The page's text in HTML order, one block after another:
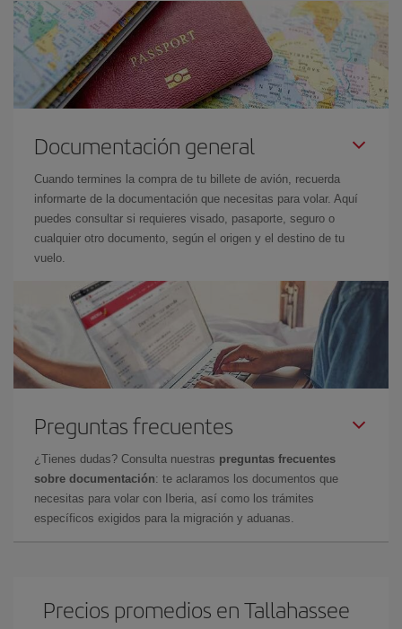
Documentación general
Cuando termines la compra de tu billete de avión, recuerda
informarte de la documentación que necesitas para volar. Aquí
puedes consultar si requieres visado, pasaporte, seguro o
cualquier otro documento, según el origen y el destino de tu
vuelo.
Preguntas frecuentes
¿Tienes dudas? Consulta nuestras preguntas frecuentes
sobre documentación: te aclaramos los documentos que
necesitas para volar con Iberia, así como los trámites
específicos exigidos para la migración y aduanas.
Precios promedios en Tallahassee